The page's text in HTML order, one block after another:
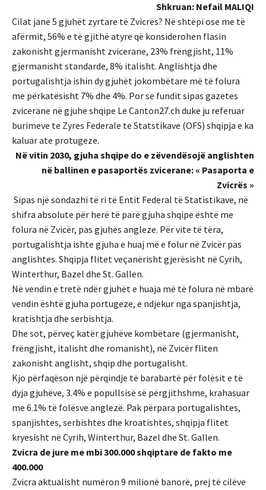
Shkruan: Nefail MALIQI
Cilat janë 5 gjuhët zyrtare të Zvicrës? Në shtëpi ose me të
afërmit, 56% e të gjithë atyre që konsiderohen flasin
zakonisht gjermanisht zvicerane, 23% frëngjisht, 11%
gjermanisht standarde, 8% italisht. Anglishtja dhe
portugalishtja ishin dy gjuhët jokombëtare më të folura
me përkatësisht 7% dhe 4%. Por se fundit sipas gazetes
zvicerane në gjuhe shqipe Le Canton27.ch duke ju referuar
burimeve te Zyres Federale te Statstikave (OFS) shqipja e ka
kaluar ate protugeze.
Në vitin 2030, gjuha shqipe do e zëvendësojë anglishten
në ballinen e pasaportës zvicerane: « Pasaporta e
Zvicrës »
Sipas një sondazhi të ri të Entit Federal të Statistikave, në
shifra absolute për herë të parë gjuha shqipe është me
folura në Zvicër, pas gjuhës angleze. Për vite të tëra,
portugalishtja ishte gjuha e huaj më e folur në Zvicër pas
anglishtes. Shqipja flitet veçanërisht gjerësisht në Cyrih,
Winterthur, Bazel dhe St. Gallen.
Në vendin e tretë ndër gjuhët e huaja më të folura në mbarë
vendin është gjuha portugeze, e ndjekur nga spanjishtja,
kratishtja dhe serbishtja.
Dhe sot, përveç katër gjuhëve kombëtare (gjermanisht,
frëngjisht, italisht dhe romanisht), në Zvicër fliten
zakonisht anglisht, shqip dhe portugalisht.
Kjo përfaqëson një përqindje të barabartë për folësit e të
dyja gjuhëve, 3.4% e popullsisë së përgjithshme, krahasuar
me 6.1% të folësve anglezë. Pak përpara portugalishtes,
spanjishtes, serbishtes dhe kroatishtes, shqipja flitet
kryesisht në Cyrih, Winterthur, Bazel dhe St. Gallen.
Zvicra de jure me mbi 300.000 shqiptare de fakto me
400.000
Zvicra aktualisht numëron 9 milionë banorë, prej të cilëve